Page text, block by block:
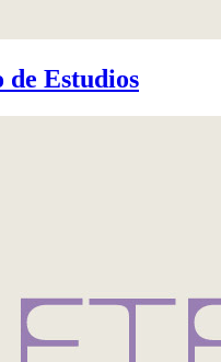
de Estudios